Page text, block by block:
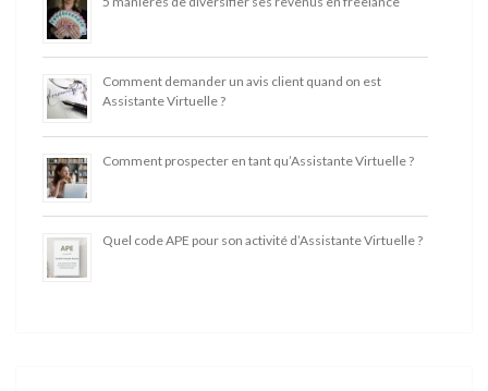
Comment demander un avis client quand on est
Assistante Virtuelle ?
Comment prospecter en tant qu’Assistante Virtuelle ?
Quel code APE pour son activité d’Assistante Virtuelle ?